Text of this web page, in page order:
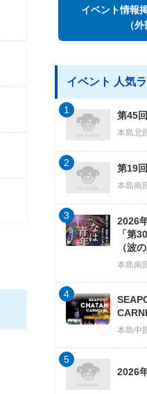
イベント情報
（
イベント 人気
第45
本島北
1
第19
本島南
2
2026
「第
（波
本島南
3
本島中
4
2026
5